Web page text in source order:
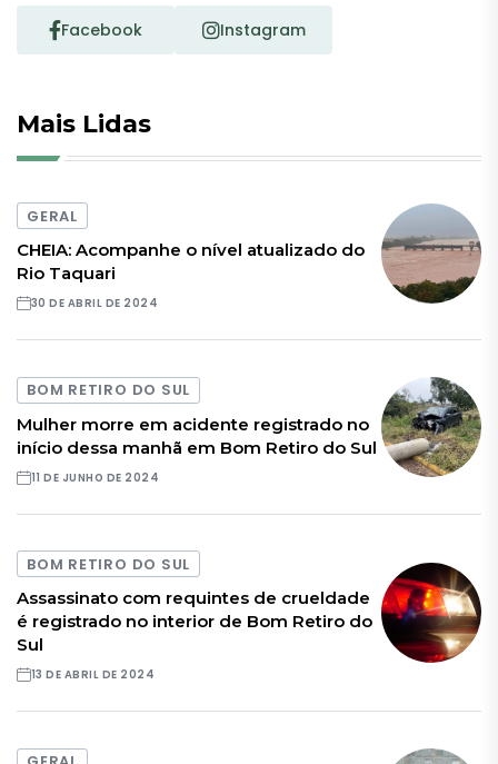
Facebook Instagram
Mais Lidas
GERAL
CHEIA: Acompanhe o nível atualizado do
Rio Taquari
30 DE ABRIL DE 2024
BOM RETIRO DO SUL
Mulher morre em acidente registrado no
início dessa manhã em Bom Retiro do Sul
11 DE JUNHO DE 2024
BOM RETIRO DO SUL
Assassinato com requintes de crueldade
é registrado no interior de Bom Retiro do
Sul
13 DE ABRIL DE 2024